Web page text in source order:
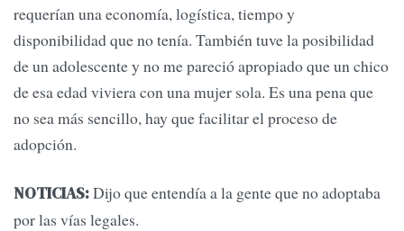
requerían una economía, logística, tiempo y
disponibilidad que no tenía. También tuve la posibilidad
de un adolescente y no me pareció apropiado que un chico
de esa edad viviera con una mujer sola. Es una pena que
no sea más sencillo, hay que facilitar el proceso de
adopción.
NOTICIAS:Dijo que entendía a la gente que no adoptaba
por las vías legales.